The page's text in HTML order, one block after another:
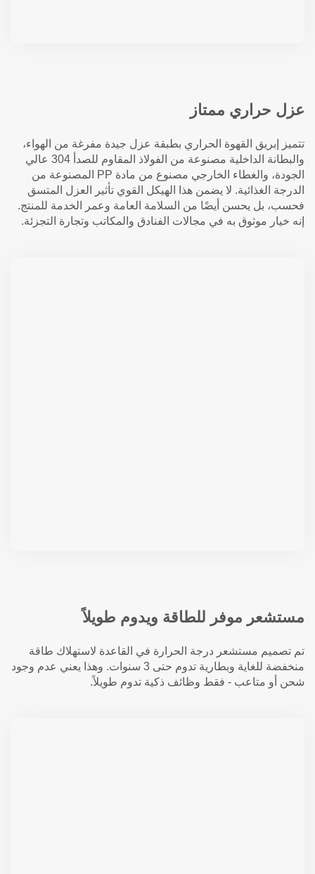
عزل حراري ممتاز
تتميز إبريق القهوة الحراري بطبقة عزل جيدة مفرغة من الهواء،
والبطانة الداخلية مصنوعة من الفولاذ المقاوم للصدأ 304 عالي
الجودة، والغطاء الخارجي مصنوع من مادة PP المصنوعة من
الدرجة الغذائية. لا يضمن هذا الهيكل القوي تأثير العزل المتسق
فحسب، بل يحسن أيضًا من السلامة العامة وعمر الخدمة للمنتج.
إنه خيار موثوق به في مجالات الفنادق والمكاتب وتجارة التجزئة.
مستشعر موفر للطاقة ويدوم طويلاً
تم تصميم مستشعر درجة الحرارة في القاعدة لاستهلاك طاقة
منخفضة للغاية وبطارية تدوم حتى 3 سنوات. وهذا يعني عدم وجود
شحن أو متاعب - فقط وظائف ذكية تدوم طويلاً.